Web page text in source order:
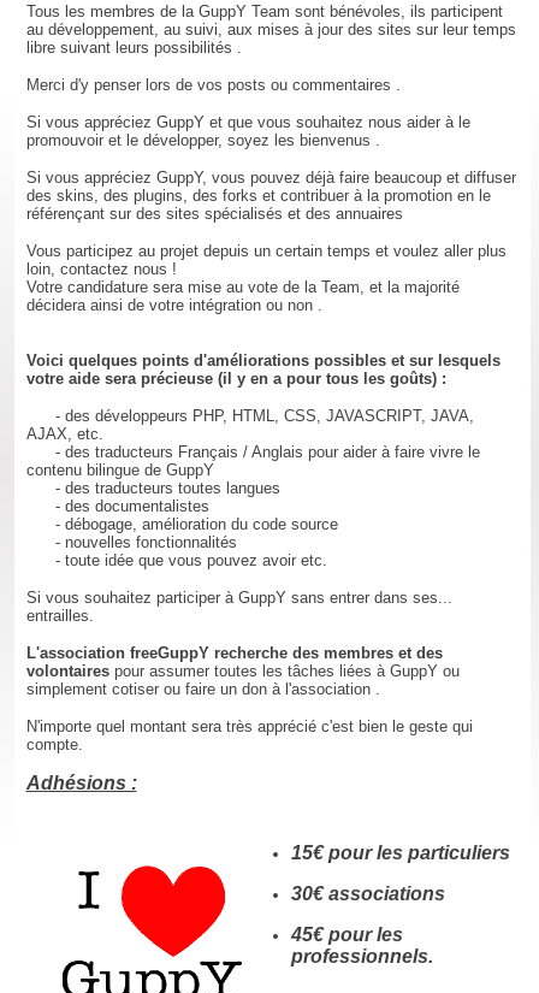
Tous les membres de la GuppY Team sont bénévoles, ils participent
au développement, au suivi, aux mises à jour des sites sur leur temps
libre suivant leurs possibilités .
Merci d'y penser lors de vos posts ou commentaires .
Si vous appréciez GuppY et que vous souhaitez nous aider à le
promouvoir et le développer, soyez les bienvenus .
Si vous appréciez GuppY, vous pouvez déjà faire beaucoup et diffuser
des skins, des plugins, des forks et contribuer à la promotion en le
référençant sur des sites spécialisés et des annuaires
Vous participez au projet depuis un certain temps et voulez aller plus
loin, contactez nous !
Votre candidature sera mise au vote de la Team, et la majorité
décidera ainsi de votre intégration ou non .
Voici quelques points d'améliorations possibles et sur lesquels
votre aide sera précieuse (il y en a pour tous les goûts) :
- des développeurs PHP, HTML, CSS, JAVASCRIPT, JAVA,
AJAX, etc.
- des traducteurs Français / Anglais pour aider à faire vivre le
contenu bilingue de GuppY
- des traducteurs toutes langues
- des documentalistes
- débogage, amélioration du code source
- nouvelles fonctionnalités
- toute idée que vous pouvez avoir etc.
Si vous souhaitez participer à GuppY sans entrer dans ses...
entrailles.
L'association freeGuppY recherche des membres et des
volontairespour assumer toutes les tâches liées à GuppY ou
simplement cotiser ou faire un don à l'association .
N'importe quel montant sera très apprécié c'est bien le geste qui
compte.
Adhésions :
15€ pour les particuliers
30€ associations
45€ pour les
professionnels.